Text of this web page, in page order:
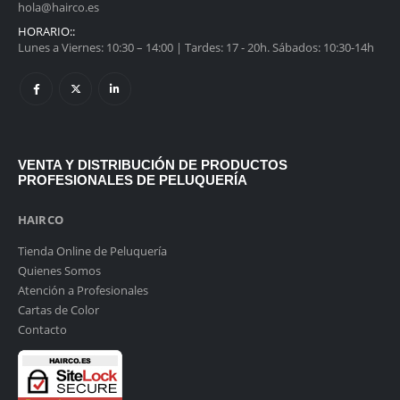
hola@hairco.es
HORARIO::
Lunes a Viernes: 10:30 – 14:00 | Tardes: 17 - 20h. Sábados: 10:30-14h
VENTA Y DISTRIBUCIÓN DE PRODUCTOS
PROFESIONALES DE PELUQUERÍA
HAIRCO
Tienda Online de Peluquería
Quienes Somos
Atención a Profesionales
Cartas de Color
Contacto